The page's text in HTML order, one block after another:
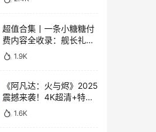
超值合集丨一条小糖糖付
费内容全收录：舰长礼包
+精选热舞+助眠视频
1.9K
《阿凡达：火与烬》2025
震撼来袭！4K超清+特效
中字，附前两部经典
1.6K